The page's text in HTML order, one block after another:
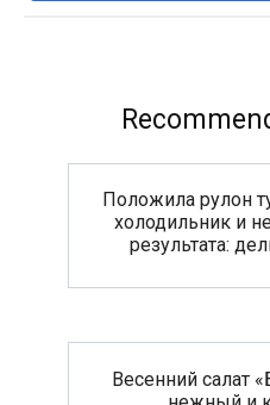
Положила рулон
холодильник и
результата:
Весенний салат